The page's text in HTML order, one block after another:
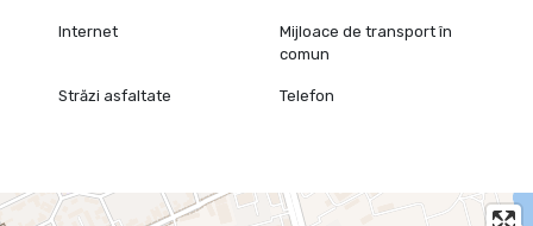
Internet
Mijloace de transport în
comun
Străzi asfaltate Telefon